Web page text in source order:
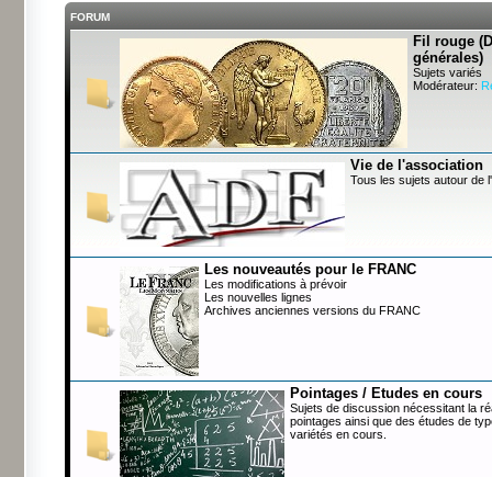
FORUM
Fil rouge
générales)
Sujets variés
Modérateur:
Vie de l'association
Tous les sujets autour de
Les nouveautés pour le FRANC
Les modifications à prévoir
Les nouvelles lignes
Archives anciennes versions du FRANC
Pointages / Etudes en cours
Sujets de discussion nécessitant la
pointages ainsi que des études de
variétés en cours.